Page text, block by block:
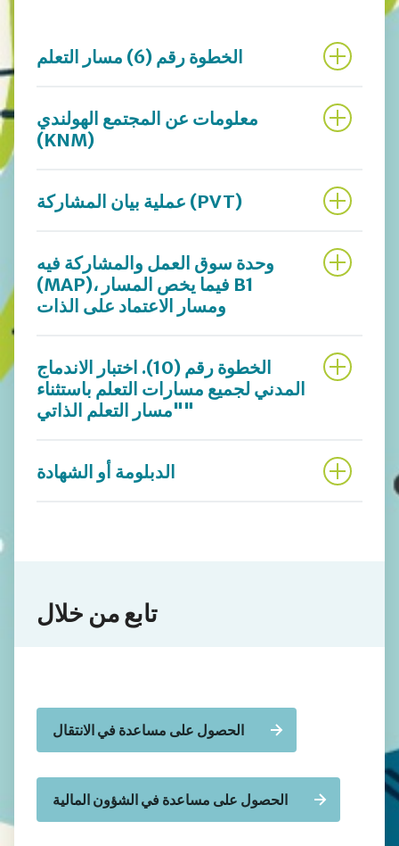
الخطوة رقم (6) مسار التعلم
معلومات عن المجتمع الهولندي
(KNM)
عملية بيان المشاركة (PVT)
وحدة سوق العمل والمشاركة فيه
(MAP)، فيما يخص المسار B1
ومسار الاعتماد على الذات
الخطوة رقم (10). اختبار الاندماج
المدني لجميع مسارات التعلم باستثناء
"مسار التعلم الذاتي"
الدبلومة أو الشهادة
تابع من خلال
الحصول على مساعدة في الانتقال
الحصول على مساعدة في الشؤون المالية